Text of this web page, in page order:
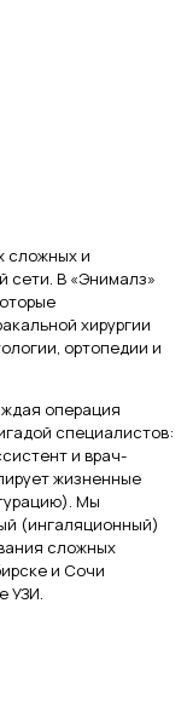
сложных и
сети. В «Энималз»
хирургии
ортопедии и
операция
специалистов:
и врач-
жизненные
Мы
(ингаляционный)
сложных
и Сочи
УЗИ.